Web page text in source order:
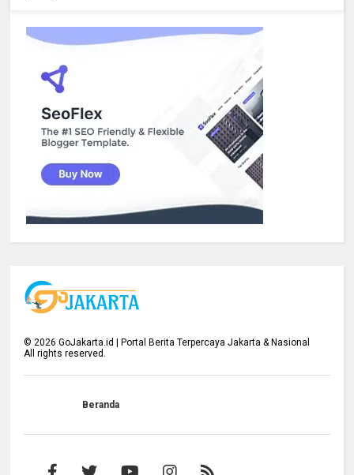
©2026 GoJakarta.id | Portal Berita Terpercaya Jakarta & Nasional
All rights reserved.
Beranda